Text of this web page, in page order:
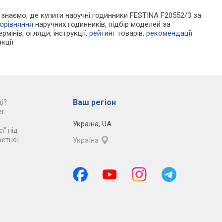
де купити наручні годинники FESTINA F20552/3 за
наручних годинників, підбір моделей за
огляди, інструкції,рейтинг товарів,рекомендації
під
Ваш регіон
Україна, UA
Україна